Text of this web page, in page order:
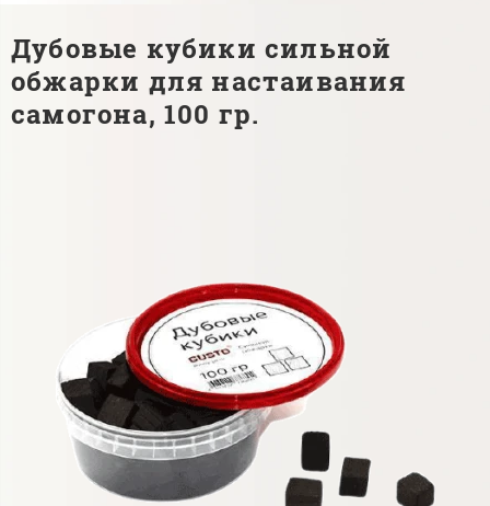
Дубовые кубики сильной
обжарки для настаивания
самогона, 100 гр.